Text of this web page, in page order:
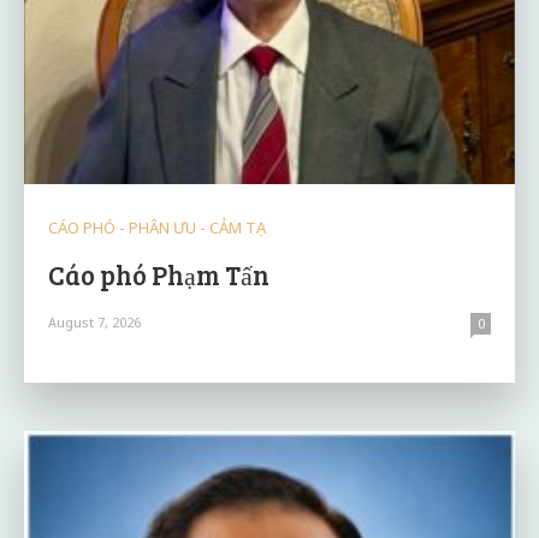
CÁO PHÓ - PHÂN ƯU - CẢM TẠ
Cáo phó Phạm Tấn
August 7, 2026 0